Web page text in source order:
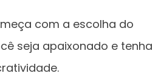
com a escolha do
seja apaixonado e tenha